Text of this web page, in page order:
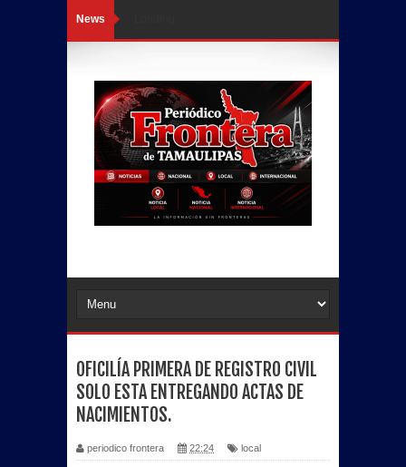
News
OFICILÍA PRIMERA DE REGISTRO CIVIL
SOLO ESTA ENTREGANDO ACTAS DE
NACIMIENTOS.
periodico frontera 22:24 local